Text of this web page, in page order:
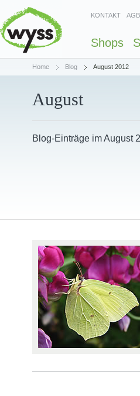
KONTAKT AGB
Shops
Home Blog August 2012
August
Blog-Einträge im August